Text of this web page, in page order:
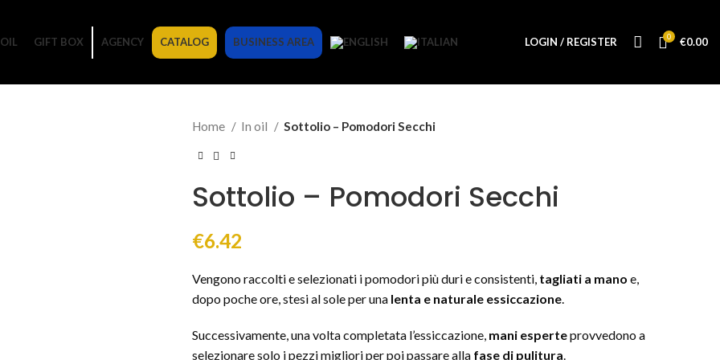
OIL GIFT BOX AGENCY CATALOG BUSINESS AREA LOGIN / REGISTER 0 €0.00
Home In oil Sottolio – Pomodori Secchi
Sottolio – Pomodori Secchi
€6.42
Vengono raccolti e selezionati i pomodori più duri e consistenti, tagliati a mano e,
dopo poche ore, stesi al sole per una lenta e naturale essiccazione
Successivamente, una volta completata l’essiccazione, mani esperteprovvedono a
selezionare solo i pezzi migliori per poi passare alla fase di pulitura